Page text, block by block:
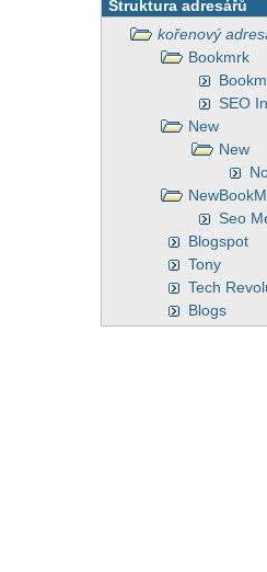
Struktura adresářů
kořenový
Bookmrk
SEO
New
New
Seo
Blogspot
Tony
Tech
Blogs